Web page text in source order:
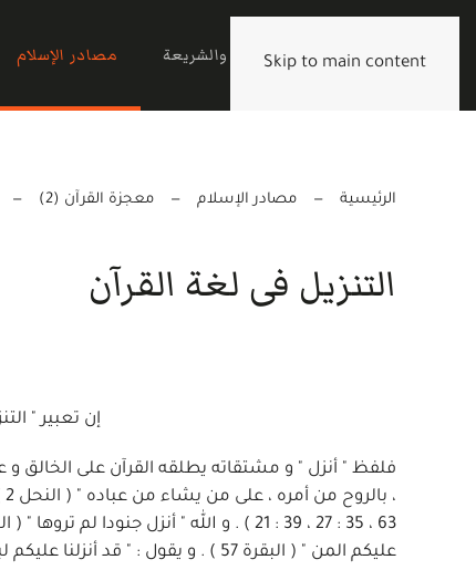
Skip to main content
الرئيسية القرآن والشريعة مصادر الإسلام
الرئيسية مصادر الإسلام معجزة القرآن (2)
التنزيل فى لغة القرآن
إن تعبير "
فلفظ " أنزل " و مشتقاته يطلقه القرآن على الخالق و